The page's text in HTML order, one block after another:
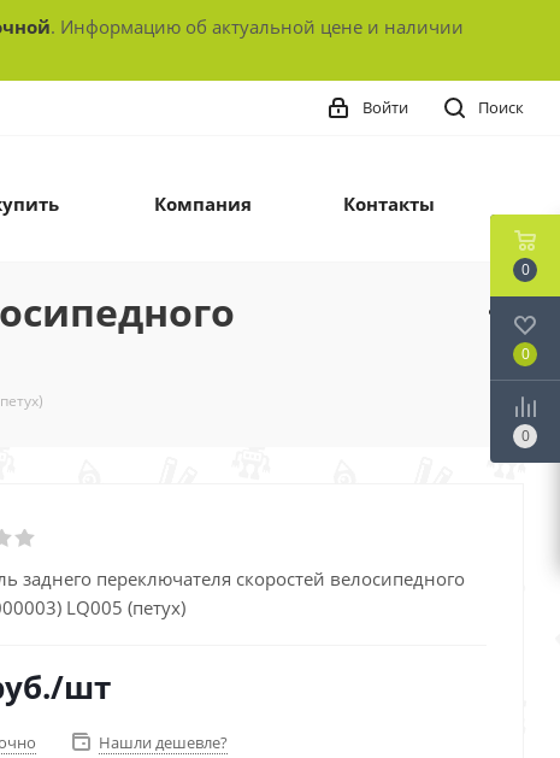
. Информацию об актуальной цене и наличии
Поиск
Войти
Компания Контакты
заднего переключателя скоростей велосипедного
LQ005 (петух)
/шт
Нашли дешевле?
0
0
0